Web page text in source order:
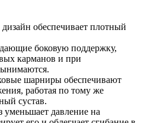
обеспечивает плотный
боковую поддержку,
карманов и при
шарниры обеспечивают
работая по тому же
сустав.
давление на